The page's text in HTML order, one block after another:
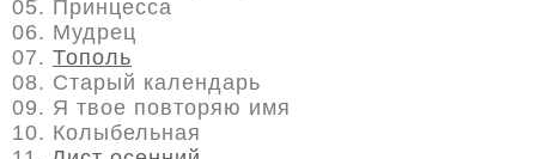
05. Принцесса
06. Мудрец
07. Тополь
08. Старый календарь
09. Я твое повторяю имя
10. Колыбельная